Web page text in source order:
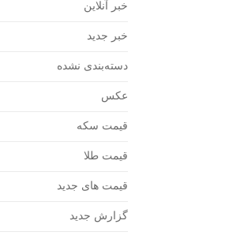
خبر آنلاین
خبر جدید
دسته‌بندی نشده
عکس
قیمت سکه
قیمت طلا
قیمت های جدید
گزارش جدید